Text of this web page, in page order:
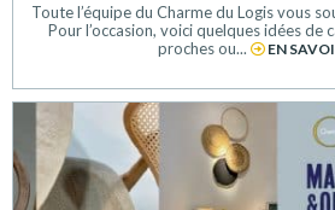
Toute l’équipe du Charme du Logis vous
Pour l’occasion, voici quelques idées de
proches ou...
EN